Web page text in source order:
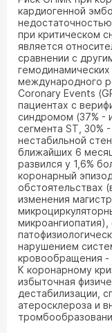
кардиогенной
при критическом
является
сравнении с
международного
Coronary Events
пациентах с
синдромом (37% -
сегмента ST, 30%
нестабильной
ближайших 6
развился у 1,6%
коронарный
обстоятельствах
изменения
нарушением
кровообращения -
К коронарному
избыточная
дестабилизации,
атеросклероза и